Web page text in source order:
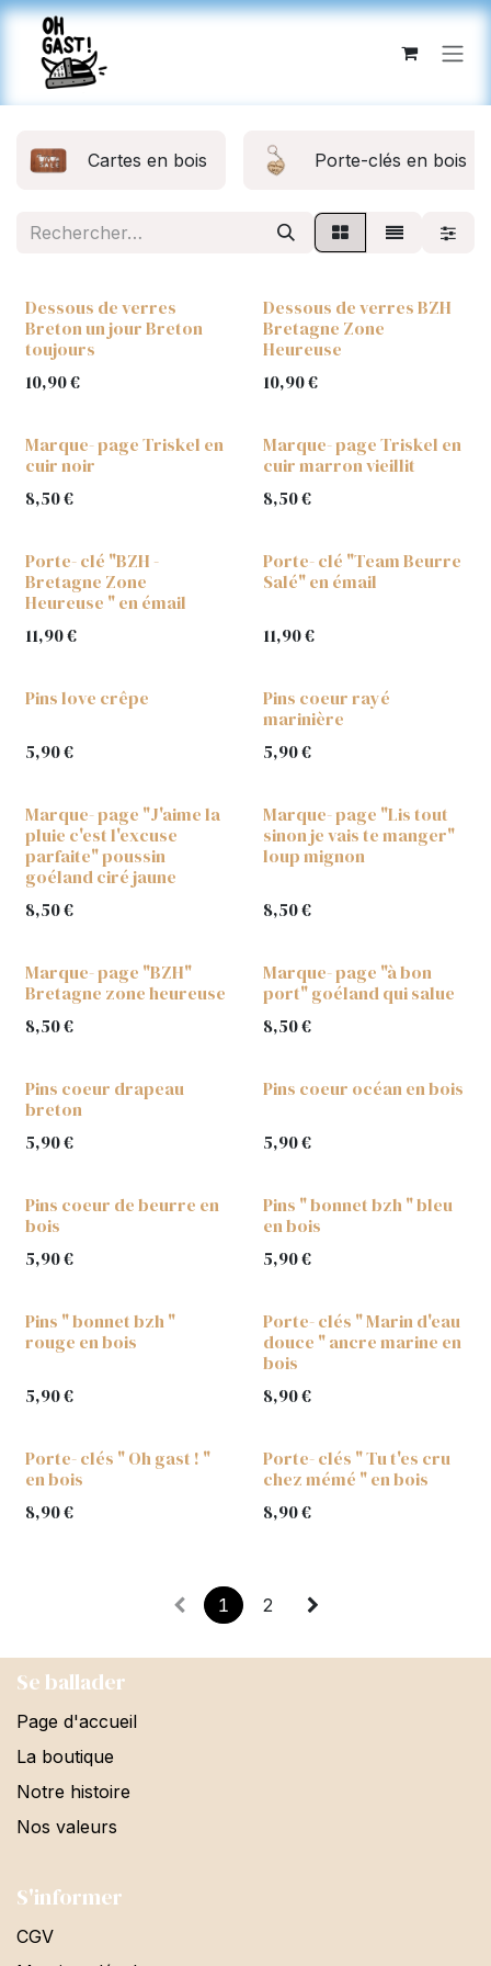
SE RENDRE AU CONTENU
Cartes en bois Porte-clés en bois
Dessous de verres
Breton un jour Breton
toujours
10,90€
Dessous de verres BZH
Bretagne Zone
Heureuse
10,90€
Marque- page Triskel en
cuir noir
8,50€
Marque- page Triskel en
cuir marron vieillit
8,50€
Porte- clé "BZH -
Bretagne Zone
Heureuse " en émail
11,90€
Porte- clé "Team Beurre
Salé" en émail
11,90€
Pins love crêpe
5,90€
Pins coeur rayé
marinière
5,90€
Marque- page "J'aime la
pluie c'est l'excuse
parfaite" poussin
goéland ciré jaune
8,50€
Marque- page "Lis tout
sinon je vais te manger"
loup mignon
8,50€
Marque- page "BZH"
Bretagne zone heureuse
8,50€
Marque- page "à bon
port" goéland qui salue
8,50€
Pins coeur drapeau
breton
5,90€
Pins coeur océan en bois
5,90€
Pins coeur de beurre en
bois
5,90€
Pins " bonnet bzh " bleu
en bois
5,90€
Pins " bonnet bzh "
rouge en bois
5,90€
Porte- clés " Marin d'eau
douce " ancre marine en
bois
8,90€
Porte- clés " Oh gast ! "
en bois
8,90€
Porte- clés " Tu t'es cru
chez mémé " en bois
8,90€
1 2
Se ballader
Page d'accueil
La boutique
Notre histoire
Nos valeurs
S'informer
CGV